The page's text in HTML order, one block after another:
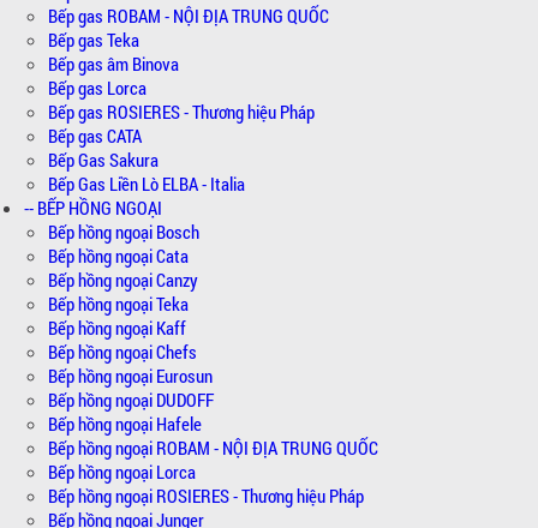
Bếp gas ROBAM - NỘI ĐỊA TRUNG QUỐC
Bếp gas Teka
Bếp gas âm Binova
Bếp gas Lorca
Bếp gas ROSIERES - Thương hiệu Pháp
Bếp gas CATA
Bếp Gas Sakura
Bếp Gas Liền Lò ELBA - Italia
-- BẾP HỒNG NGOẠI
Bếp hồng ngoại Bosch
Bếp hồng ngoại Cata
Bếp hồng ngoại Canzy
Bếp hồng ngoại Teka
Bếp hồng ngoại Kaff
Bếp hồng ngoại Chefs
Bếp hồng ngoại Eurosun
Bếp hồng ngoại DUDOFF
Bếp hồng ngoại Hafele
Bếp hồng ngoại ROBAM - NỘI ĐỊA TRUNG QUỐC
Bếp hồng ngoại Lorca
Bếp hồng ngoại ROSIERES - Thương hiệu Pháp
Bếp hồng ngoại Junger